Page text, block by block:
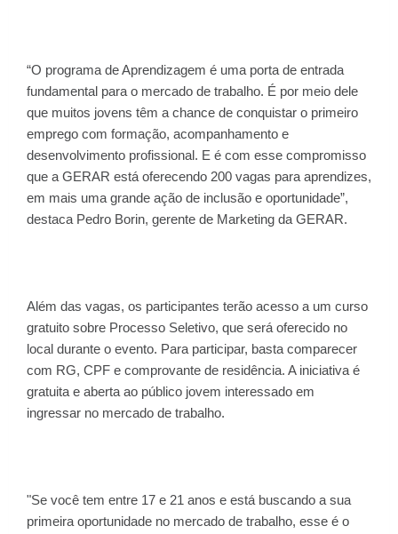
“O programa de Aprendizagem é uma porta de entrada
fundamental para o mercado de trabalho. É por meio dele
que muitos jovens têm a chance de conquistar o primeiro
emprego com formação, acompanhamento e
desenvolvimento profissional. E é com esse compromisso
que a GERAR está oferecendo 200 vagas para aprendizes,
em mais uma grande ação de inclusão e oportunidade”,
destaca Pedro Borin, gerente de Marketing da GERAR.
Além das vagas, os participantes terão acesso a um curso
gratuito sobre Processo Seletivo, que será oferecido no
local durante o evento. Para participar, basta comparecer
com RG, CPF e comprovante de residência. A iniciativa é
gratuita e aberta ao público jovem interessado em
ingressar no mercado de trabalho.
"Se você tem entre 17 e 21 anos e está buscando a sua
primeira oportunidade no mercado de trabalho, esse é o